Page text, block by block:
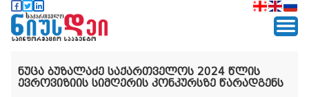
ნუცა ბუზალაძე საქართველოს 2024 წლის
ევროვიზიის სიმღერის კონკურსზე წარადგენს